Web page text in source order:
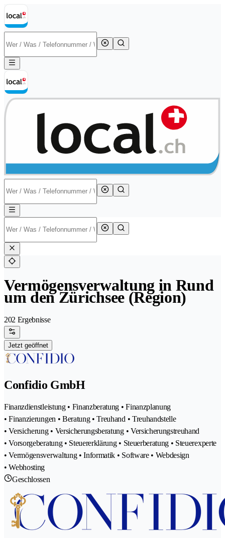
Vermögensverwaltung in Rund
um den Zürichsee (Region)
202 Ergebnisse
Jetzt geöffnet
Confidio GmbH
Finanzdienstleistung • Finanzberatung • Finanzplanung
• Finanzierungen • Beratung • Treuhand • Treuhandstelle
• Versicherung • Versicherungsberatung • Versicherungstreuhand
• Vorsorgeberatung • Steuererklärung • Steuerberatung • Steuerexperte
• Vermögensverwaltung • Informatik • Software • Webdesign
• Webhosting
Geschlossen